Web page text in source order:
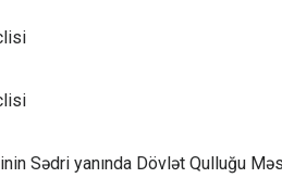
Sədri yanında Dövlət Qulluğu